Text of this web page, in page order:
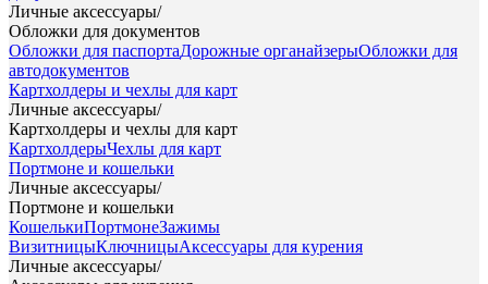
Личные аксессуары/
Обложки для документов
Обложки для паспортаДорожные органайзерыОбложки для
автодокументов
Картхолдеры и чехлы для карт
Личные аксессуары/
Картхолдеры и чехлы для карт
КартхолдерыЧехлы для карт
Портмоне и кошельки
Личные аксессуары/
Портмоне и кошельки
КошелькиПортмонеЗажимы
ВизитницыКлючницыАксессуары для курения
Личные аксессуары/